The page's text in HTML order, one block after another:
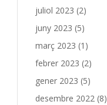
juliol 2023 (2)
juny 2023 (5)
març 2023 (1)
febrer 2023 (2)
gener 2023 (5)
desembre 2022 (8)